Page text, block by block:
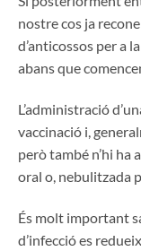
nostre cos ja
d’anticossos per a
abans que
L’administració
vaccinació i,
però també n’hi ha
oral o, nebulitzada
És molt important
d’infecció es